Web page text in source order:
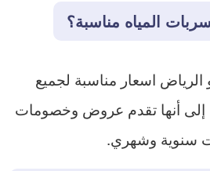
المياه مناسبة؟
اسعار مناسبة لجميع
إلى أنها تقدم عروض وخصومات
سنوية وشهري.